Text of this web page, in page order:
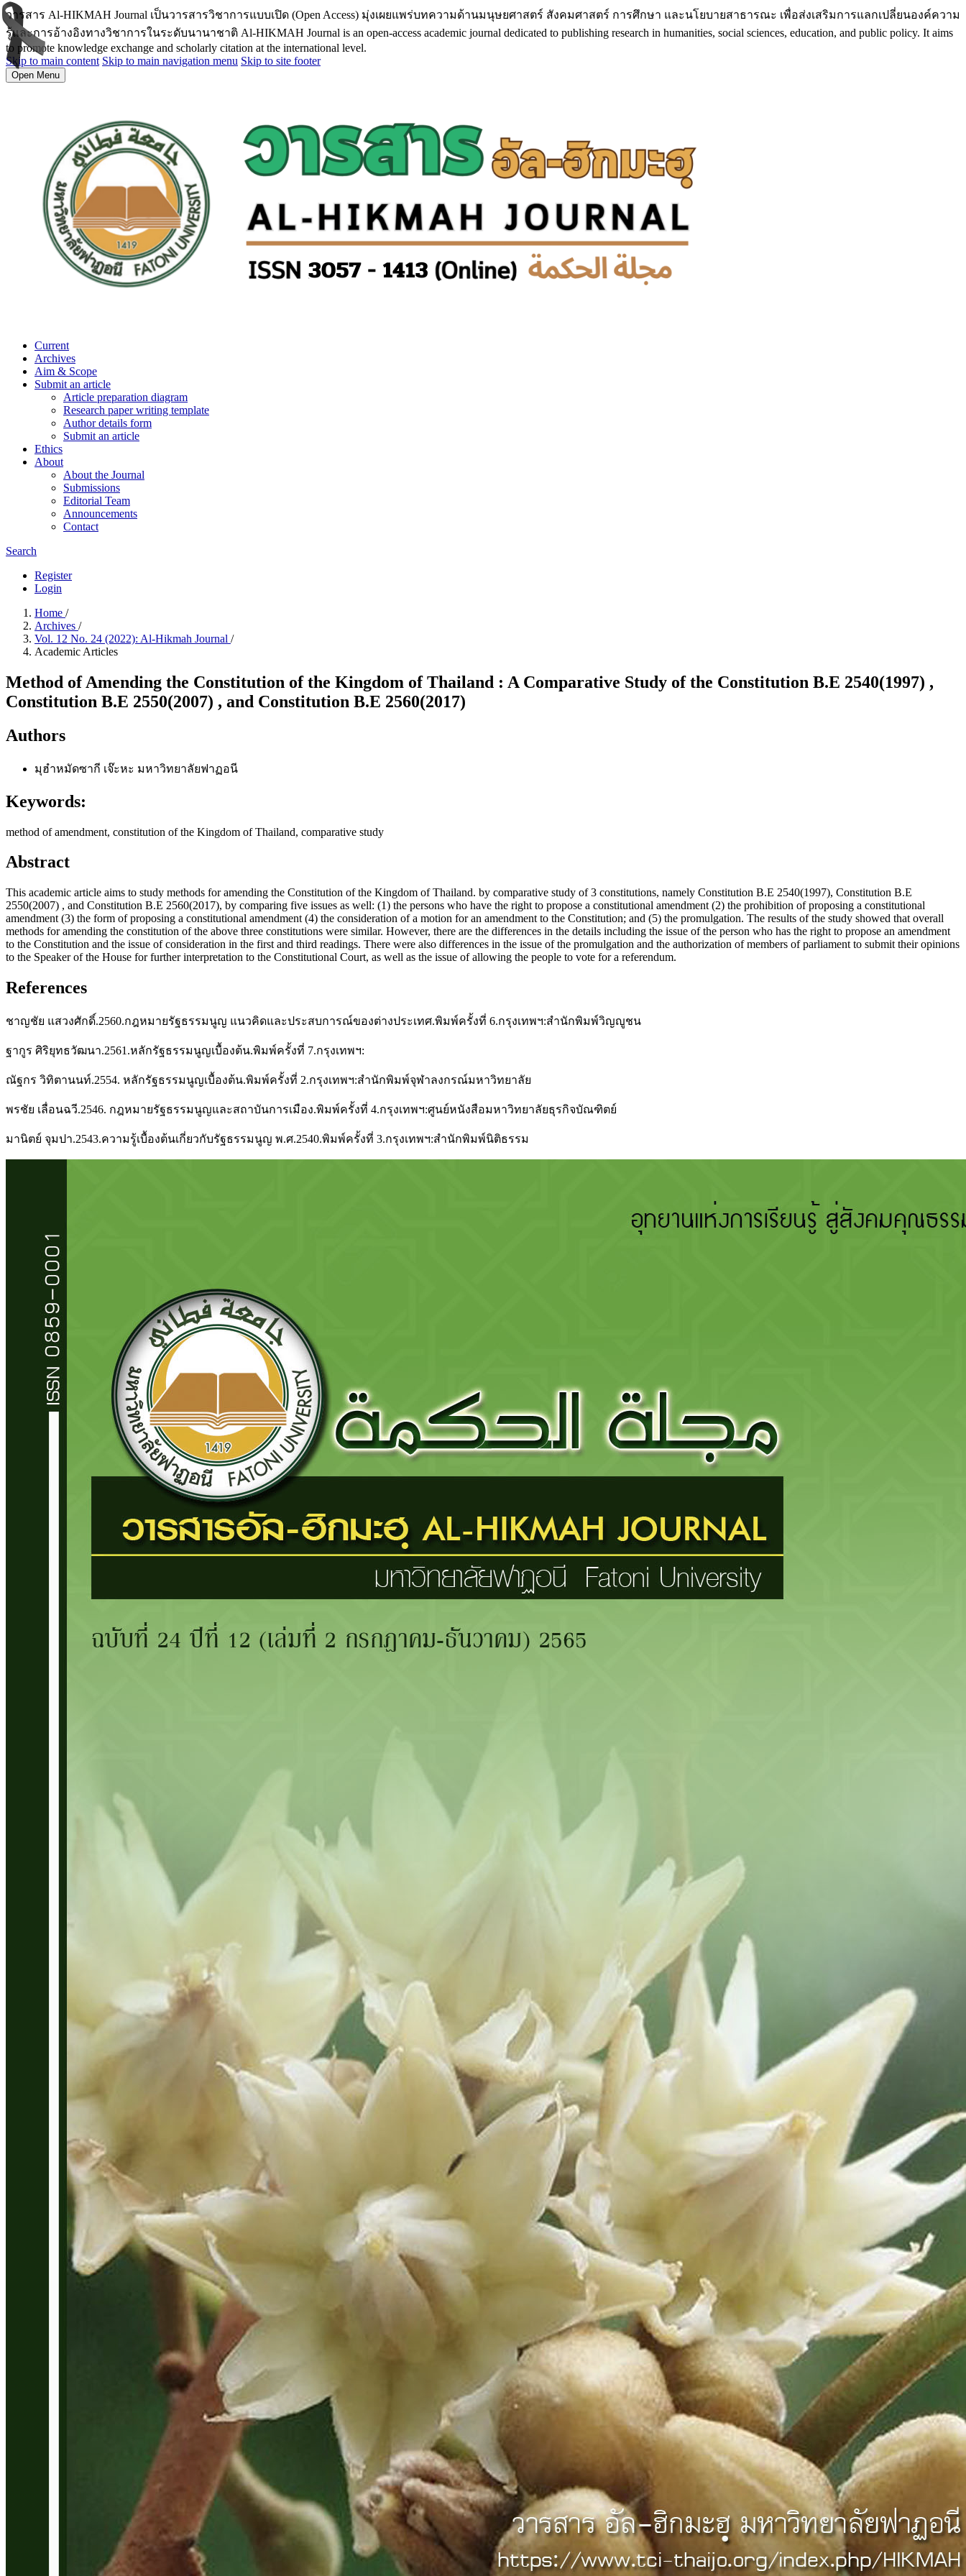
วารสาร Al-HIKMAH Journal เป็นวารสารวิชาการแบบเปิด (Open Access) มุ่งเผยแพร่บทความด้านมนุษยศาสตร์ สังคมศาสตร์ การศึกษา และนโยบายสาธารณะ เพื่อส่งเสริมการแลกเปลี่ยนองค์ความ
รู้และการอ้างอิงทางวิชาการในระดับนานาชาติ Al-HIKMAH Journal is an open-access academic journal dedicated to publishing research in humanities, social sciences, education, and public policy. It aims
to promote knowledge exchange and scholarly citation at the international level.
Skip to main content Skip to main navigation menu Skip to site footer
Open Menu
Current
Archives
Aim & Scope
Submit an article
Article preparation diagram
Research paper writing template
Author details form
Submit an article
Ethics
About
About the Journal
Submissions
Editorial Team
Announcements
Contact
Search
Register
Login
Home /
Archives /
Vol. 12 No. 24 (2022): Al-Hikmah Journal /
Academic Articles
Method of Amending the Constitution of the Kingdom of Thailand : A Comparative Study of the Constitution B.E 2540(1997) ,
Constitution B.E 2550(2007) , and Constitution B.E 2560(2017)
Authors
มุฮำหมัดซากี เจ๊ะหะ มหาวิทยาลัยฟาฏอนี
Keywords:
method of amendment, constitution of the Kingdom of Thailand, comparative study
Abstract
This academic article aims to study methods for amending the Constitution of the Kingdom of Thailand. by comparative study of 3 constitutions, namely Constitution B.E 2540(1997), Constitution B.E
2550(2007) , and Constitution B.E 2560(2017), by comparing five issues as well: (1) the persons who have the right to propose a constitutional amendment (2) the prohibition of proposing a constitutional
amendment (3) the form of proposing a constitutional amendment (4) the consideration of a motion for an amendment to the Constitution; and (5) the promulgation. The results of the study showed that overall
methods for amending the constitution of the above three constitutions were similar. However, there are the differences in the details including the issue of the person who has the right to propose an amendment
to the Constitution and the issue of consideration in the first and third readings. There were also differences in the issue of the promulgation and the authorization of members of parliament to submit their opinions
to the Speaker of the House for further interpretation to the Constitutional Court, as well as the issue of allowing the people to vote for a referendum.
References
ชาญชัย แสวงศักดิ์.2560.กฎหมายรัฐธรรมนูญ แนวคิดและประสบการณ์ของต่างประเทศ.พิมพ์ครั้งที่ 6.กรุงเทพฯ:สำนักพิมพ์วิญญูชน
ฐากูร ศิริยุทธวัฒนา.2561.หลักรัฐธรรมนูญเบื้องต้น.พิมพ์ครั้งที่ 7.กรุงเทพฯ:
ณัฐกร วิทิตานนท์.2554. หลักรัฐธรรมนูญเบื้องต้น.พิมพ์ครั้งที่ 2.กรุงเทพฯ:สำนักพิมพ์จุฬาลงกรณ์มหาวิทยาลัย
พรชัย เลื่อนฉวี.2546. กฎหมายรัฐธรรมนูญและสถาบันการเมือง.พิมพ์ครั้งที่ 4.กรุงเทพฯ:ศูนย์หนังสือมหาวิทยาลัยธุรกิจบัณฑิตย์
มานิตย์ จุมปา.2543.ความรู้เบื้องต้นเกี่ยวกับรัฐธรรมนูญ พ.ศ.2540.พิมพ์ครั้งที่ 3.กรุงเทพฯ:สำนักพิมพ์นิติธรรม